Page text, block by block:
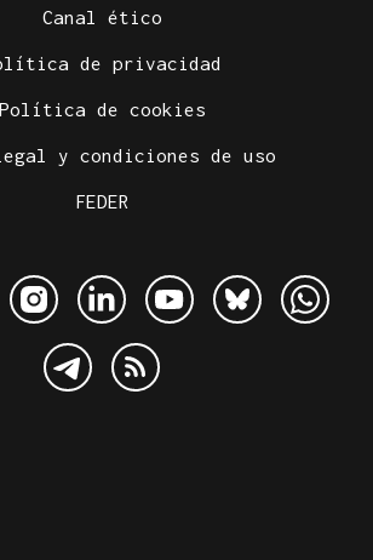
Canal ético
de privacidad
Política de cookies
y condiciones de uso
FEDER